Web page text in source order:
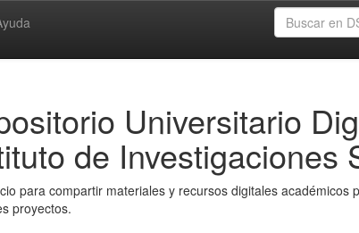
Universitario
de Investigaciones
para compartir materiales y recursos digitales
proyectos.